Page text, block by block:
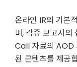
온라인 IR의 기본
며, 각종 보고서
Call 자료의 AOD
된 콘텐츠를 제공